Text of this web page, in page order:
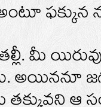
అంటూ
తల్లీ. మీ
అయిననూ